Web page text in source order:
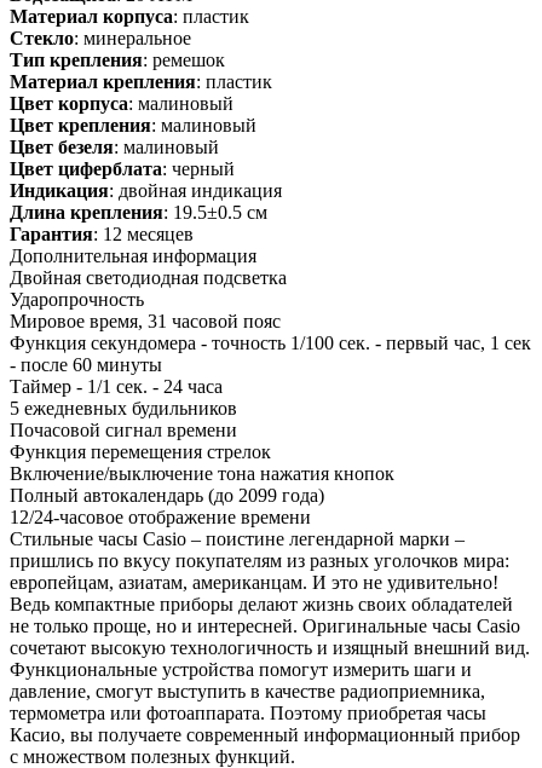
Материал корпуса: пластик
Стекло: минеральное
Тип крепления: ремешок
Материал крепления: пластик
Цвет корпуса: малиновый
Цвет крепления: малиновый
Цвет безеля: малиновый
Цвет циферблата: черный
Индикация: двойная индикация
Длина крепления: 19.5±0.5 см
Гарантия: 12 месяцев
Дополнительная информация
Двойная светодиодная подсветка
Ударопрочность
Мировое время, 31 часовой пояс
Функция секундомера - точность 1/100 сек. - первый час, 1 сек
- после 60 минуты
Таймер - 1/1 сек. - 24 часа
5 ежедневных будильников
Почасовой сигнал времени
Функция перемещения стрелок
Включение/выключение тона нажатия кнопок
Полный автокалендарь (до 2099 года)
12/24-часовое отображение времени
Стильные часы Casio – поистине легендарной марки –
пришлись по вкусу покупателям из разных уголочков мира:
европейцам, азиатам, американцам. И это не удивительно!
Ведь компактные приборы делают жизнь своих обладателей
не только проще, но и интересней. Оригинальные часы Casio
сочетают высокую технологичность и изящный внешний вид.
Функциональные устройства помогут измерить шаги и
давление, смогут выступить в качестве радиоприемника,
термометра или фотоаппарата. Поэтому приобретая часы
Касио, вы получаете современный информационный прибор
с множеством полезных функций.